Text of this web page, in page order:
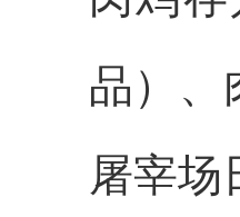
品）、
屠宰场